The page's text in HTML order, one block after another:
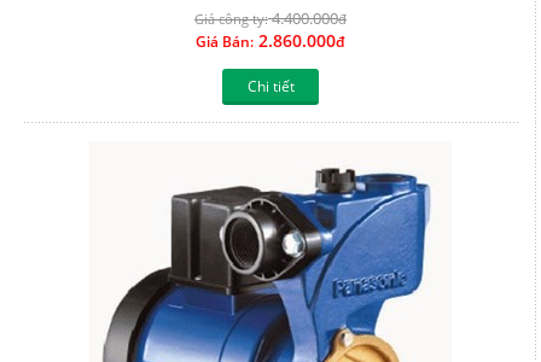
Giá công ty:4.400.000đ
Giá Bán: 2.860.000đ
Chi tiết